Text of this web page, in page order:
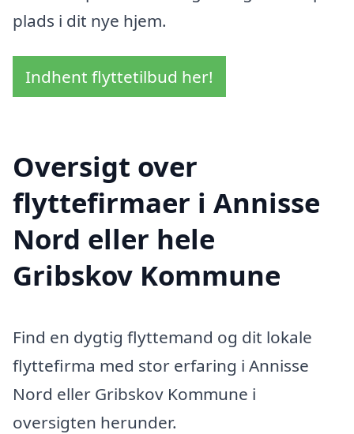
plads i dit nye hjem.
Indhent flyttetilbud her!
Oversigt over
flyttefirmaer i Annisse
Nord eller hele
Gribskov Kommune
Find en dygtig flyttemand og dit lokale
flyttefirma med stor erfaring i Annisse
Nord eller Gribskov Kommune i
oversigten herunder.